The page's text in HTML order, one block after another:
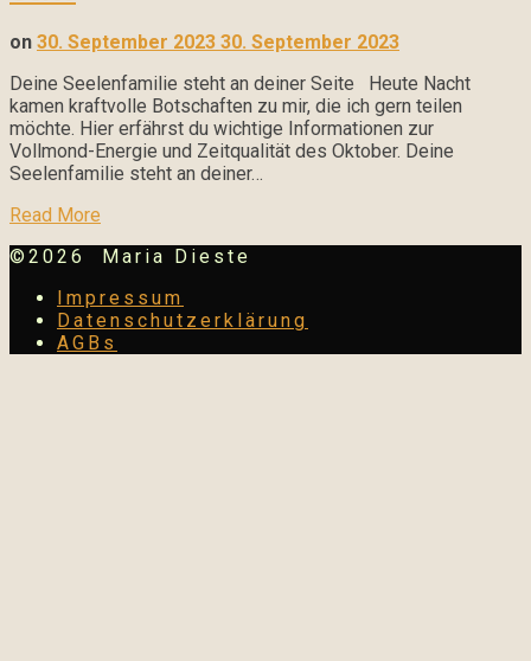
on 30. September 2023 30. September 2023
Deine Seelenfamilie steht an deiner Seite Heute Nacht
kamen kraftvolle Botschaften zu mir, die ich gern teilen
möchte. Hier erfährst du wichtige Informationen zur
Vollmond-Energie und Zeitqualität des Oktober. Deine
Seelenfamilie steht an deiner…
Read More
©2026 Maria Dieste
Impressum
Datenschutzerklärung
AGBs